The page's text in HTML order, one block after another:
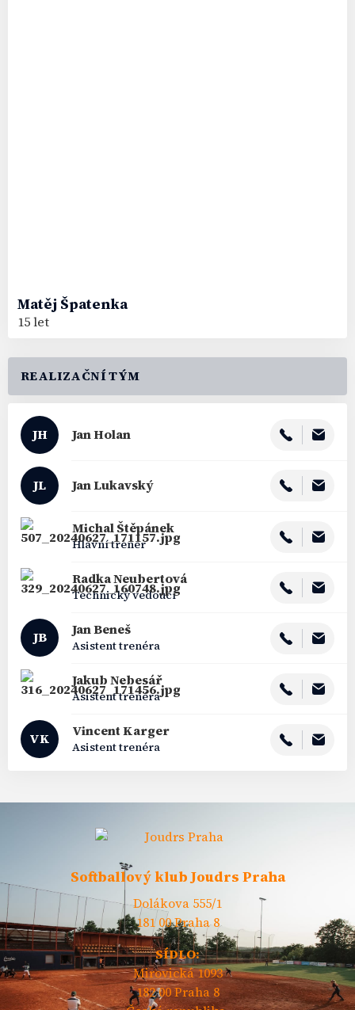
REALIZAČNÍ TÝM
JH JanHolan
JL JanLukavský
MichalŠtěpánek
Hlavní trenér
RadkaNeubertová
Technický vedoucí
JB JanBeneš
Asistent trenéra
JakubNebesář
Asistent trenéra
VK VincentKarger
Asistent trenéra
Matěj Špatenka
15 let
Softballový klub Joudrs Praha
Dolákova 555/1
181 00 Praha 8
SÍDLO:
Mirovická 1093
182 00 Praha 8